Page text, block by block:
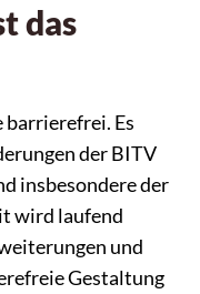
das
Es
der BITV
insbesondere der
wird laufend
und
Gestaltung